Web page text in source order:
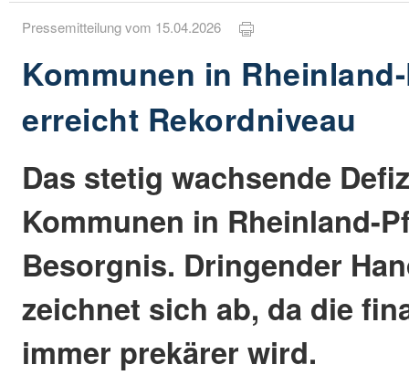
Pressemitteilung vom 15.04.2026
Kommunen in
erreicht Rekordniveau
Das stetig wachsende
Kommunen in Rheinland-
Besorgnis. Dringender
zeichnet sich ab, da die
immer prekärer wird.